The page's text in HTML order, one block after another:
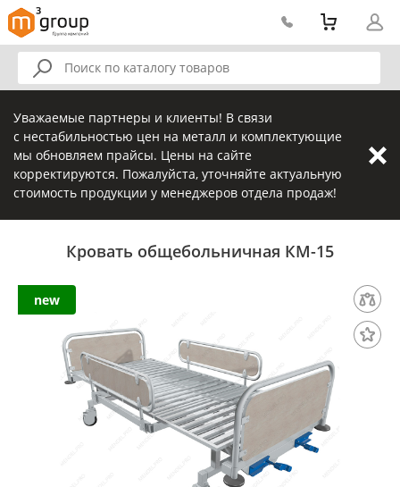
Уважаемые партнеры и клиенты! В связи
с нестабильностью цен на металл и комплектующие
мы обновляем прайсы. Цены на сайте
корректируются. Пожалуйста, уточняйте актуальную
стоимость продукции у менеджеров отдела продаж!
Кровать общебольничная КМ-15
new